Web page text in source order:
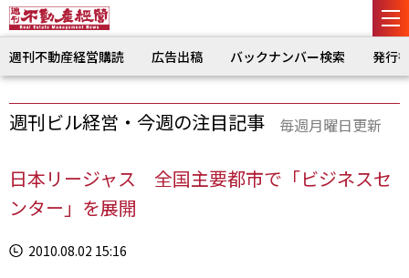
週刊不動産経営購読 広告出稿 バックナンバー検索 発行
週刊ビル経営・今週の注目記事 毎週月曜日更新
日本リージャス 全国主要都市で「ビジネスセ
ンター」を展開
2010.08.02 15:16